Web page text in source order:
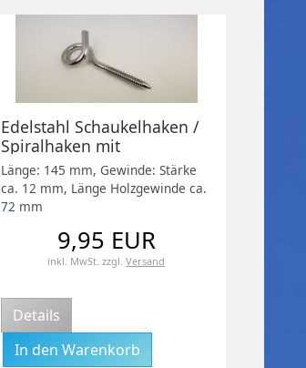
Edelstahl Schaukelhaken /
Spiralhaken mit
Holzgewinde, 145mm, V2A
Länge: 145 mm, Gewinde: Stärke
ca. 12 mm, Länge Holzgewinde ca.
72 mm
9,95 EUR
inkl. MwSt. zzgl.Versand
Details